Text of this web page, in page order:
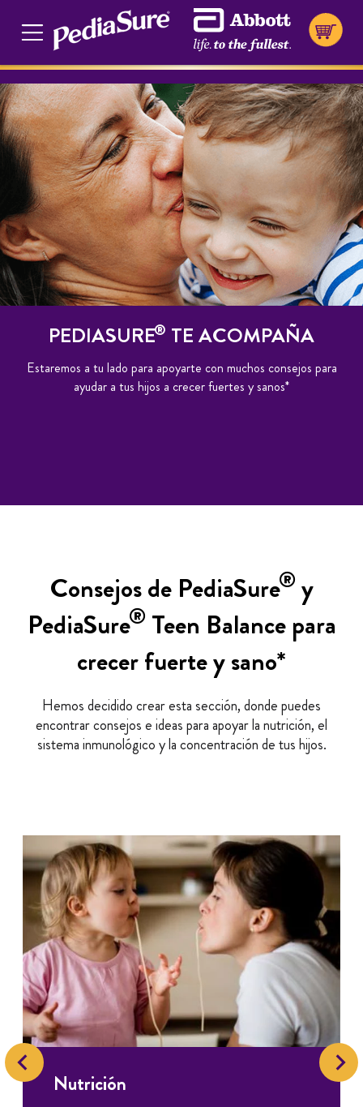
PEDIASURE® TE ACOMPAÑA
Estaremos a tu lado para apoyarte con muchos consejos para
ayudar a tus hijos a crecer fuertes y sanos*
Consejos de PediaSure® y
PediaSure® Teen Balance para
crecer fuerte y sano*
Hemos decidido crear esta sección, donde puedes
encontrar consejos e ideas para apoyar la nutrición, el
sistema inmunológico y la concentración de tus hijos.
Nutrición